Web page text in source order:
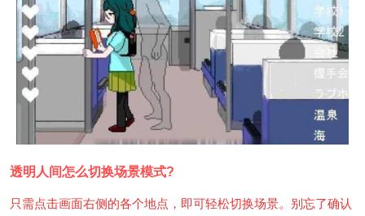
透明人间怎么切换场景模式?
只需点击画面右侧的各个地点，即可轻松切换场景。别忘了确认